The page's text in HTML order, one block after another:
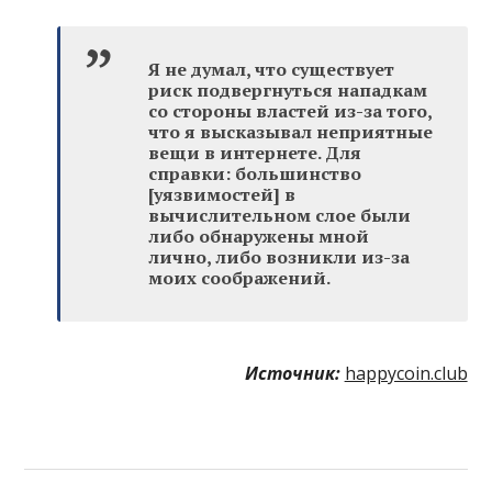
Я не думал, что существует
риск подвергнуться нападкам
со стороны властей из-за того,
что я высказывал неприятные
вещи в интернете. Для
справки: большинство
[уязвимостей] в
вычислительном слое были
либо обнаружены мной
лично, либо возникли из-за
моих соображений.
Источник: happycoin.club